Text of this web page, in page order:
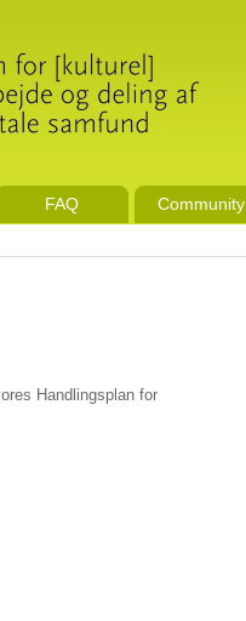
FAQ Community
Handlingsplan for